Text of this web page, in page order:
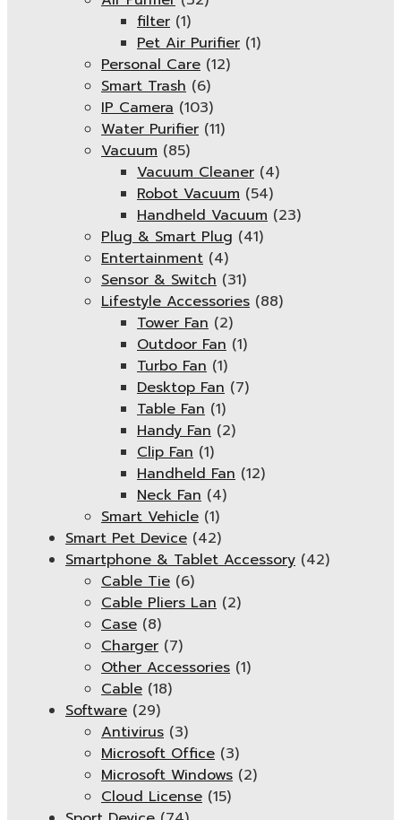
filter (1)
Pet Air Purifier (1)
Personal Care (12)
Smart Trash (6)
IP Camera (103)
Water Purifier (11)
Vacuum (85)
Vacuum Cleaner (4)
Robot Vacuum (54)
Handheld Vacuum (23)
Plug & Smart Plug (41)
Entertainment (4)
Sensor & Switch (31)
Lifestyle Accessories (88)
Tower Fan (2)
Outdoor Fan (1)
Turbo Fan (1)
Desktop Fan (7)
Table Fan (1)
Handy Fan (2)
Clip Fan (1)
Handheld Fan (12)
Neck Fan (4)
Smart Vehicle (1)
Smart Pet Device (42)
Smartphone & Tablet Accessory (42)
Cable Tie (6)
Cable Pliers Lan (2)
Case (8)
Charger (7)
Other Accessories (1)
Cable (18)
Software (29)
Antivirus (3)
Microsoft Office (3)
Microsoft Windows (2)
Cloud License (15)